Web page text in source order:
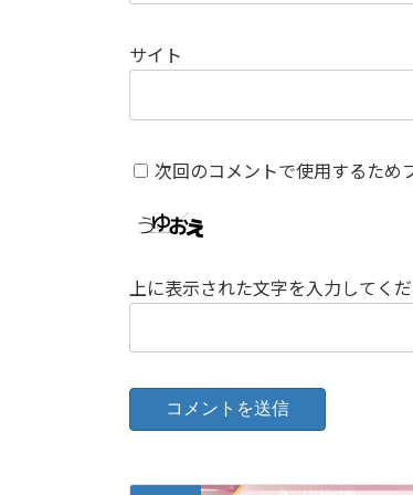
サイト
次回のコメントで使用するため
上に表示された文字を入力してくだ